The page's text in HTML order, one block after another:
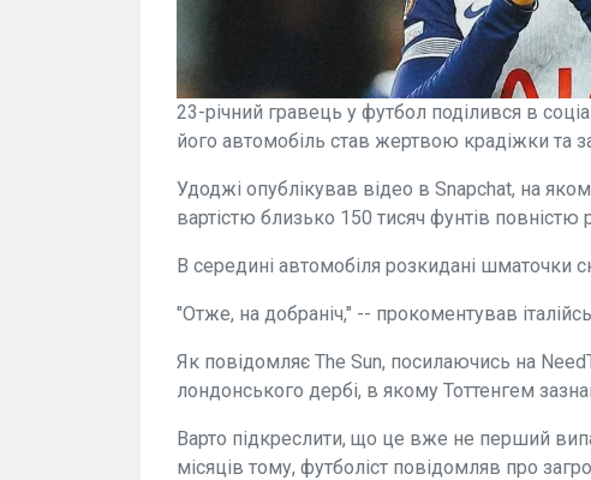
23-річний гравець у футбол поділився в
його автомобіль став жертвою крадіжки та
Удоджі опублікував відео в Snapchat, на
вартістю близько 150 тисяч фунтів повністю
В середині автомобіля розкидані шматочки
"Отже, на добраніч," -- прокоментував
Як повідомляє The Sun, посилаючись на
лондонського дербі, в якому Тоттенгем
Варто підкреслити, що це вже не перший
місяців тому, футболіст повідомляв про